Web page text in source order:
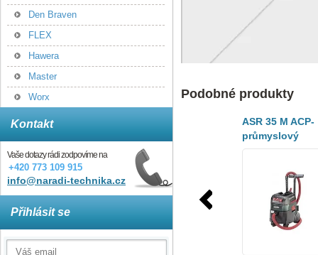
Podobné produkty
ASR 35 M ACP-
průmyslový
vysavač
Den Braven
FLEX
Hawera
Master
Worx
Kontakt
Vaše dotazy rádi zodpovíme na
+420 773 109 915
info@naradi-technika.cz
Přihlásit se